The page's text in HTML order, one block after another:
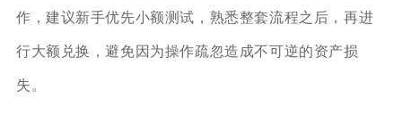
作，建议新手优先小额测试，熟悉整套流程之后，再进
行大额兑换，避免因为操作疏忽造成不可逆的资产损
失。